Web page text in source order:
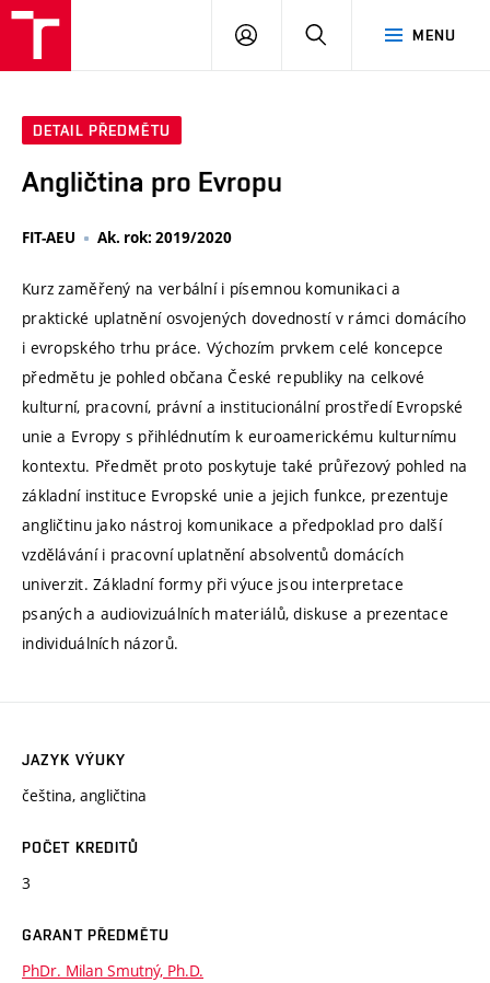
MENU
PŘIHLÁSIT
DETAIL PŘEDMĚTU
Angličtina pro Evropu
FIT-AEU Ak. rok: 2019/2020
Kurz zaměřený na verbální i písemnou komunikaci a
praktické uplatnění osvojených dovedností v rámci domácího
i evropského trhu práce. Výchozím prvkem celé koncepce
předmětu je pohled občana České republiky na celkové
kulturní, pracovní, právní a institucionální prostředí Evropské
unie a Evropy s přihlédnutím k euroamerickému kulturnímu
kontextu. Předmět proto poskytuje také průřezový pohled na
základní instituce Evropské unie a jejich funkce, prezentuje
angličtinu jako nástroj komunikace a předpoklad pro další
vzdělávání i pracovní uplatnění absolventů domácích
univerzit. Základní formy při výuce jsou interpretace
psaných a audiovizuálních materiálů, diskuse a prezentace
individuálních názorů.
JAZYK VÝUKY
čeština, angličtina
POČET KREDITŮ
3
GARANT PŘEDMĚTU
PhDr. Milan Smutný, Ph.D.